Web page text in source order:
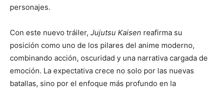
personajes.
Con este nuevo tráiler, Jujutsu Kaisen reafirma su
posición como uno de los pilares del anime moderno,
combinando acción, oscuridad y una narrativa cargada de
emoción. La expectativa crece no solo por las nuevas
batallas, sino por el enfoque más profundo en la